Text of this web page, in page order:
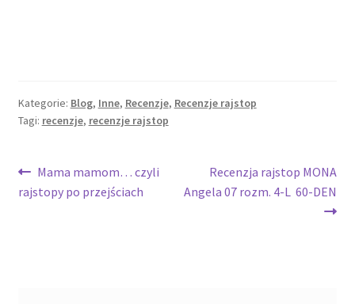
Kategorie: Blog, Inne, Recenzje, Recenzje rajstop
Tagi: recenzje, recenzje rajstop
Mama mamom… czyli
rajstopy po przejściach
Recenzja rajstop MONA
Angela 07 rozm. 4-L 60-DEN